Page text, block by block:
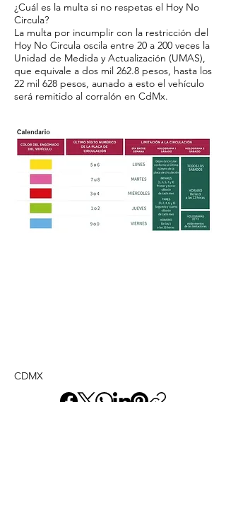
​¿Cuál es la multa si no respetas el Hoy No
Circula?
La multa por incumplir con la restricción del
Hoy No Circula oscila entre 20 a 200 veces la
Unidad de Medida y Actualización (UMAS),
que equivale a dos mil 262.8 pesos, hasta los
22 mil 628 pesos, aunado a esto el vehículo
será remitido al corralón en CdMx.
CDMX